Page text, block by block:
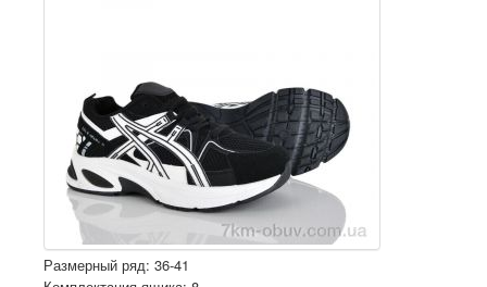
Размерный ряд: 36-41